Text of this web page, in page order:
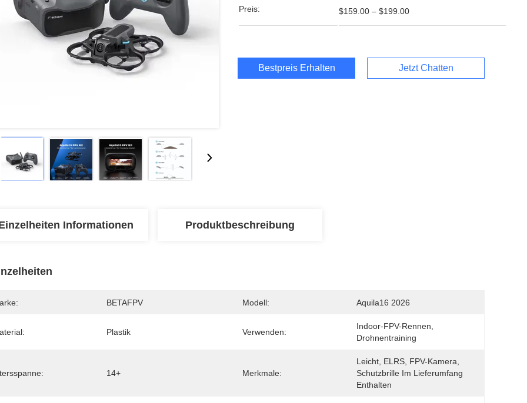
Preis: $159.00 – $199.00
Bestpreis Erhalten Jetzt Chatten
Informationen Produktbeschreibung
BETAFPV Modell: Aquila16 2026
Plastik Verwenden:
Indoor-FPV-Rennen,
Drohnentraining
14+ Merkmale:
Leicht, ELRS, FPV-Kamera,
Schutzbrille Im Lieferumfang
Enthalten